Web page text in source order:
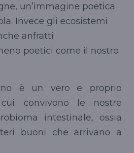
un’immagine poetica
Invece gli ecosistemi
anfratti
poetici come il nostro
è un vero e proprio
convivono le nostre
intestinale, ossia
buoni che arrivano a